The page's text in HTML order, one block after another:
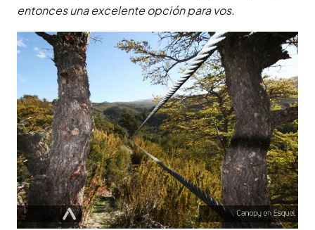
entonces una excelente opción para vos.